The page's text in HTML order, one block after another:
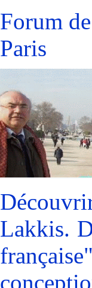
Forum
Paris
Lakkis.